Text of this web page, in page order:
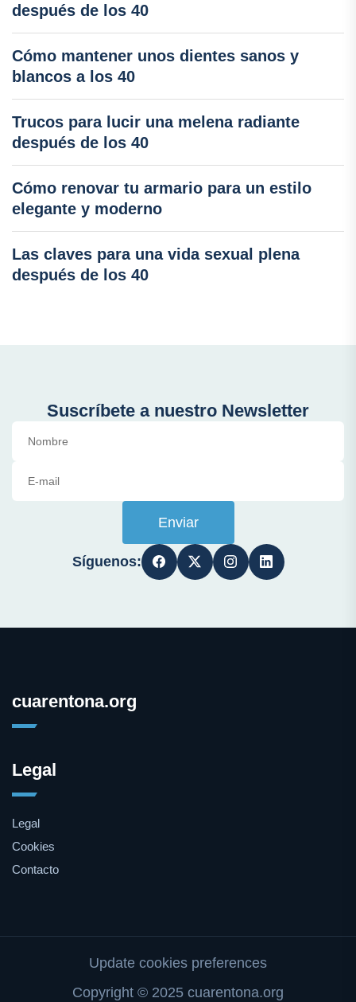
después de los 40
Cómo mantener unos dientes sanos y
blancos a los 40
Trucos para lucir una melena radiante
después de los 40
Cómo renovar tu armario para un estilo
elegante y moderno
Las claves para una vida sexual plena
después de los 40
Suscríbete a nuestro Newsletter
Enviar
Síguenos:
cuarentona.org
Legal
Legal
Cookies
Contacto
Update cookies preferences
Copyright © 2025 cuarentona.org